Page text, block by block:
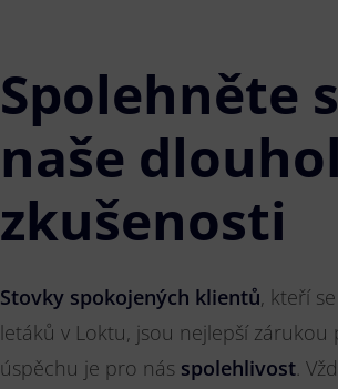
Spolehněte
naše
zkušenosti
Stovky spokojených klientů, kteří
letáků v Loktu, jsou nejlepší zárukou
úspěchu je pro nás spolehlivost.